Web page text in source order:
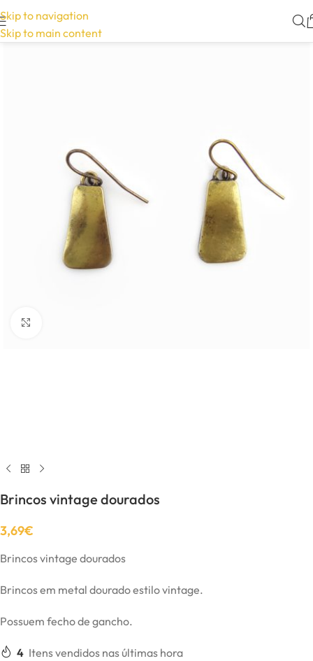
Skip to navigation
Skip to main content
Brincos vintage dourados
3,69€
Brincos vintage dourados
Brincos em metal dourado estilo vintage.
Possuem fecho de gancho.
4 Itens vendidos nas últimas hora